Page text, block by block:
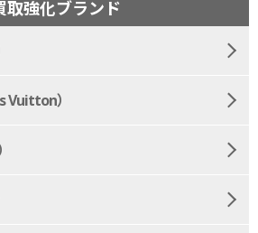
取強化ブランド
Vuitton）